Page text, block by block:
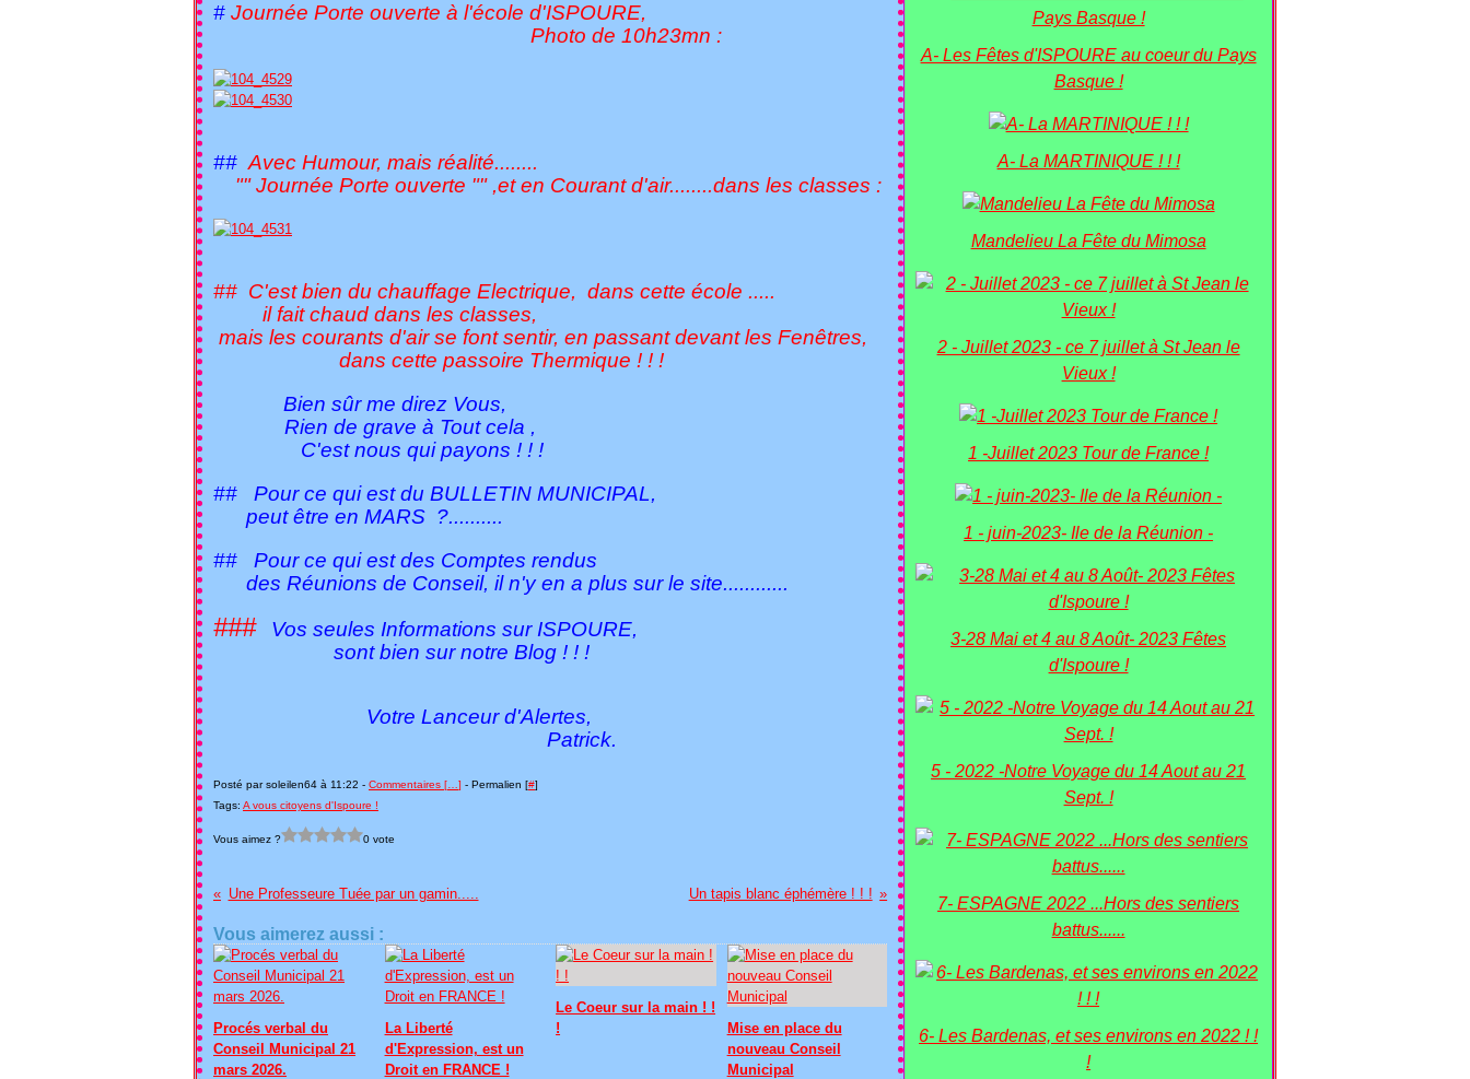
# Journée Porte ouverte à l'école d'ISPOURE,
Photo de 10h23mn :
## Avec Humour, mais réalité........
"" Journée Porte ouverte "" ,et en Courant d'air........dans les classes :
## C'est bien du chauffage Electrique, dans cette école .....
il fait chaud dans les classes,
mais les courants d'air se font sentir, en passant devant les Fenêtres,
dans cette passoire Thermique ! ! !
Bien sûr me direz Vous,
Rien de grave à Tout cela ,
C'est nous qui payons ! ! !
## Pour ce qui est du BULLETIN MUNICIPAL,
peut être en MARS ?..........
## Pour ce qui est des Comptes rendus
des Réunions de Conseil, il n'y en a plus sur le site............
###
Vos seules Informations sur ISPOURE,
sont bien sur notre Blog ! ! !
Votre Lanceurd'Alertes,
Patrick.
Posté par soleilen64 à 11:22 - Commentaires [ ] - Permalien [#]
Tags: A vous citoyens d'Ispoure !
Vous aimez ? 0 vote
Une Professeure Tuée par un gamin..... Un tapis blanc éphémère ! ! !
Vous aimerez aussi :
Procés verbal du
Conseil Municipal 21
mars 2026.
La Liberté
d'Expression, est un
Droit en FRANCE !
Le Coeur sur la main ! !
!
Mise en place du
nouveau Conseil
Municipal
A- Les Fêtes d'ISPOURE au coeur du Pays
Basque !
A- La MARTINIQUE ! ! !
Mandelieu La Fête du Mimosa
2 - Juillet 2023 - ce 7 juillet à St Jean le
Vieux !
1 -Juillet 2023 Tour de France !
1 - juin-2023- Ile de la Réunion -
3-28 Mai et 4 au 8 Août- 2023 Fêtes
d'Ispoure !
5 - 2022 -Notre Voyage du 14 Aout au 21
Sept. !
7- ESPAGNE 2022 ...Hors des sentiers
battus......
6- Les Bardenas, et ses environs en 2022 ! !
!